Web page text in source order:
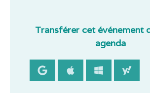
Transférer cet événement
agenda